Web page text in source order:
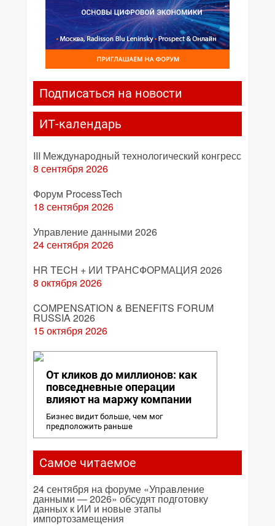
Подписаться на новости
ИТ-календарь
III Международный технологический конгресс
8 сентября 2026
Форум ProcessTech
18 сентября 2026
Управление данными 2026
24 сентября 2026
HR TECH + ИИ ТРАНСФОРМАЦИЯ 2026
8 октября 2026
COMPENSATION & BENEFITS FORUM
RUSSIA 2026
15 октября 2026
От кликов до миллионов: как
повседневные операции
влияют на маржу компании
Бизнес видит больше, чем мог
предположить раньше
Самое читаемое
24 сентября на форуме «Управление
данными — 2026» обсудят подготовку
данных к ИИ и новые этапы
импортозамещения